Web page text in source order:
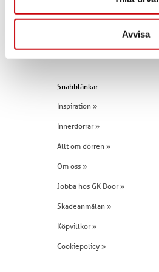
Avvisa
Snabblänkar
Inspiration »
Innerdörrar »
Allt om dörren »
Om oss »
Jobba hos GK Door »
Skadeanmälan »
Köpvillkor »
Cookiepolicy »